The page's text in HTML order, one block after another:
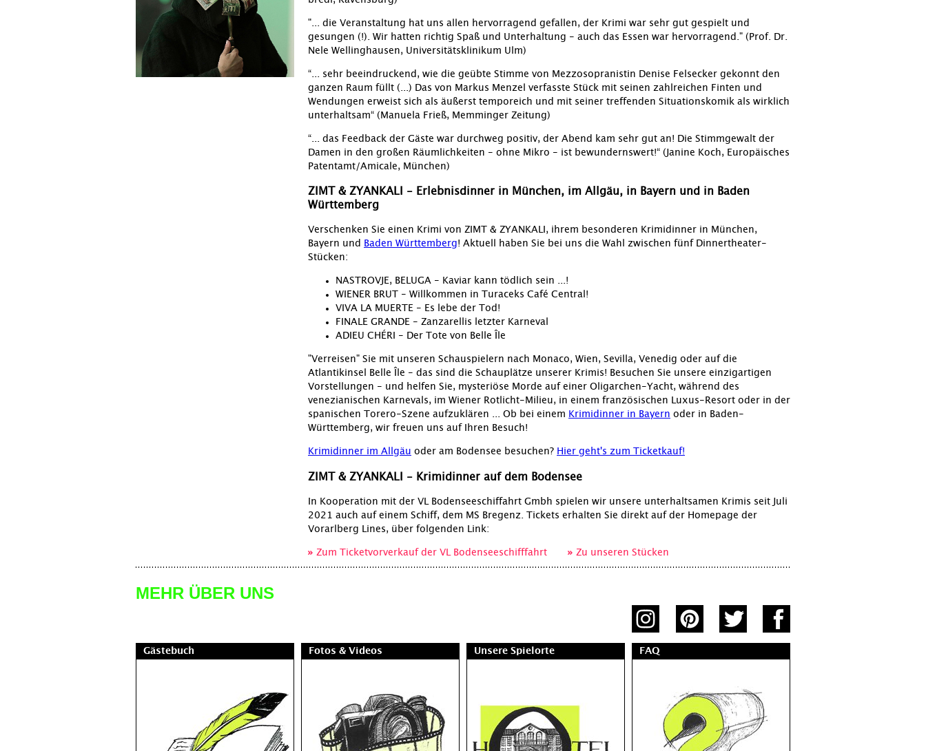
"... die Veranstaltung hat uns allen hervorragend gefallen, der Krimi war sehr gut gespielt und
gesungen (!). Wir hatten richtig Spaß und Unterhaltung - auch das Essen war hervorragend." (Prof. Dr.
Nele Wellinghausen, Universitätsklinikum Ulm)
“... sehr beeindruckend, wie die geübte Stimme von Mezzosopranistin Denise Felsecker gekonnt den
ganzen Raum füllt (...) Das von Markus Menzel verfasste Stück mit seinen zahlreichen Finten und
Wendungen erweist sich als äußerst temporeich und mit seiner treffenden Situationskomik als wirklich
unterhaltsam“ (Manuela Frieß, Memminger Zeitung)
“... das Feedback der Gäste war durchweg positiv, der Abend kam sehr gut an! Die Stimmgewalt der
Damen in den großen Räumlichkeiten - ohne Mikro - ist bewundernswert!“ (Janine Koch, Europäisches
Patentamt/Amicale, München)
ZIMT & ZYANKALI - Erlebnisdinner in München, im Allgäu, in Bayern und in Baden
Württemberg
Verschenken Sie einen Krimi von ZIMT & ZYANKALI, ihrem besonderen Krimidinner in München,
Bayern und Baden Württemberg! Aktuell haben Sie bei uns die Wahl zwischen fünf Dinnertheater-
Stücken:
NASTROVJE, BELUGA - Kaviar kann tödlich sein ...!
WIENER BRUT - Willkommen in Turaceks Café Central!
VIVA LA MUERTE - Es lebe der Tod!
FINALE GRANDE - Zanzarellis letzter Karneval
ADIEU CHÉRI - Der Tote von Belle Île
"Verreisen" Sie mit unseren Schauspielern nach Monaco, Wien, Sevilla, Venedig oder auf die
Atlantikinsel Belle Île - das sind die Schauplätze unserer Krimis! Besuchen Sie unsere einzigartigen
Vorstellungen - und helfen Sie, mysteriöse Morde auf einer Oligarchen-Yacht, während des
venezianischen Karnevals, im Wiener Rotlicht-Milieu, in einem französischen Luxus-Resort oder in der
spanischen Torero-Szene aufzuklären ... Ob bei einem Krimidinner in Bayern oder in Baden-
Württemberg, wir freuen uns auf Ihren Besuch!
Krimidinner im Allgäu oder am Bodensee besuchen? Hier geht's zum Ticketkauf!
ZIMT & ZYANKALI - Krimidinner auf dem Bodensee
In Kooperation mit der VL Bodenseeschiffahrt Gmbh spielen wir unsere unterhaltsamen Krimis seit Juli
2021 auch auf einem Schiff, dem MS Bregenz. Tickets erhalten Sie direkt auf der Homepage der
Vorarlberg Lines, über folgenden Link:
Zum Ticketvorverkauf der VL Bodenseeschifffahrt Zu unseren Stücken
MEHR ÜBER UNS
Gästebuch Fotos & Videos Unsere Spielorte FAQ